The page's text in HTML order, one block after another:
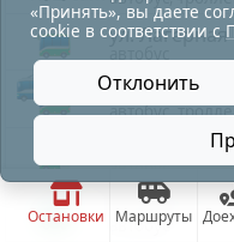
Остановки Маршруты
ул. Лагерная
ул. Лазо
автобус,
ул. Леонова
автобус
ул.
автобус
остановка
«Принять», вы даете
cookie в соответствии с
Отклонить